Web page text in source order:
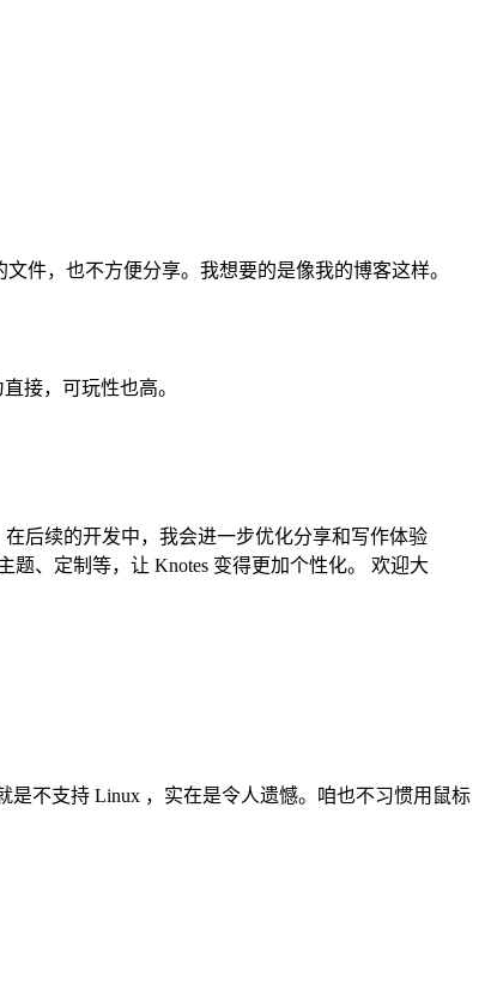
件，也不方便分享。我想要的是像我的博客这样。
接，可玩性也高。
后续的开发中，我会进一步优化分享和写作体验
、定制等，让 Knotes 变得更加个性化。 欢迎大
不支持 Linux ，实在是令人遗憾。咱也不习惯用鼠标